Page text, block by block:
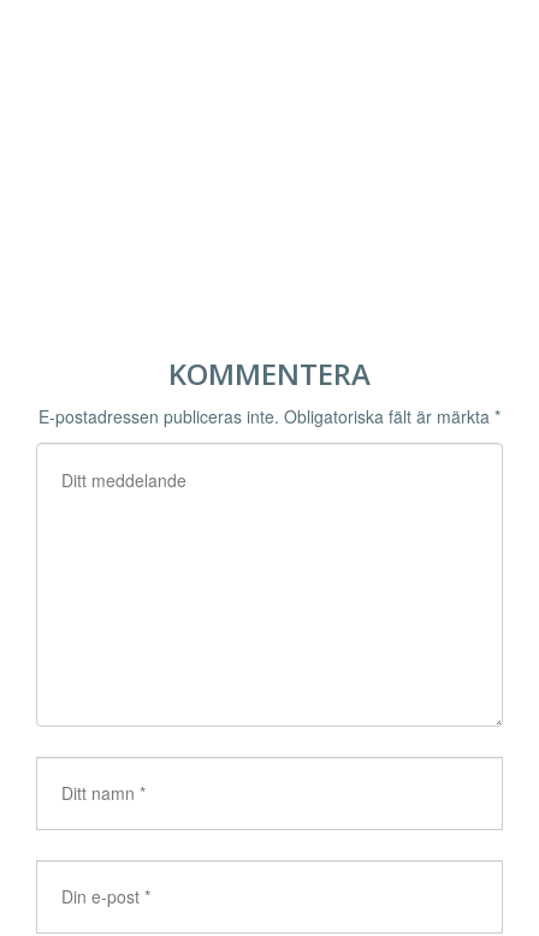
KOMMENTERA
E-postadressen publiceras inte. Obligatoriska fält är märkta *